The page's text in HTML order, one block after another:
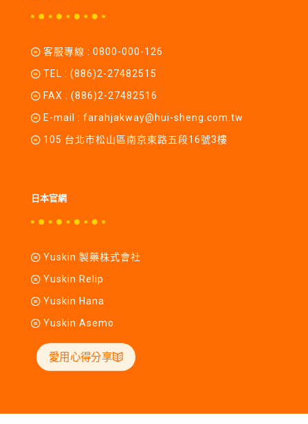
客服專線 : 0800-000-126
TEL : (886)2-27482515
FAX : (886)2-27482516
E-mail : farahjakway@hui-sheng.com.tw
105 台北市松山區南京東路五段16號3樓
日本官網
Yuskin 製藥株式會社
Yuskin Relip
Yuskin Hana
Yuskin Asemo
愛用心得分享